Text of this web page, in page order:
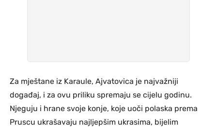
Za mještane iz Karaule, Ajvatovica je najvažniji
događaj, i za ovu priliku spremaju se cijelu godinu.
Njeguju i hrane svoje konje, koje uoči polaska prema
Pruscu ukrašavaju najljepšim ukrasima, bijelim